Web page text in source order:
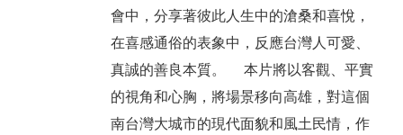
會中，分享著彼此人生中的滄桑和喜悅，
在喜感通俗的表象中，反應台灣人可愛、
真誠的善良本質。 本片將以客觀、平實
的視角和心胸，將場景移向高雄，對這個
南台灣大城市的現代面貌和風土民情，作